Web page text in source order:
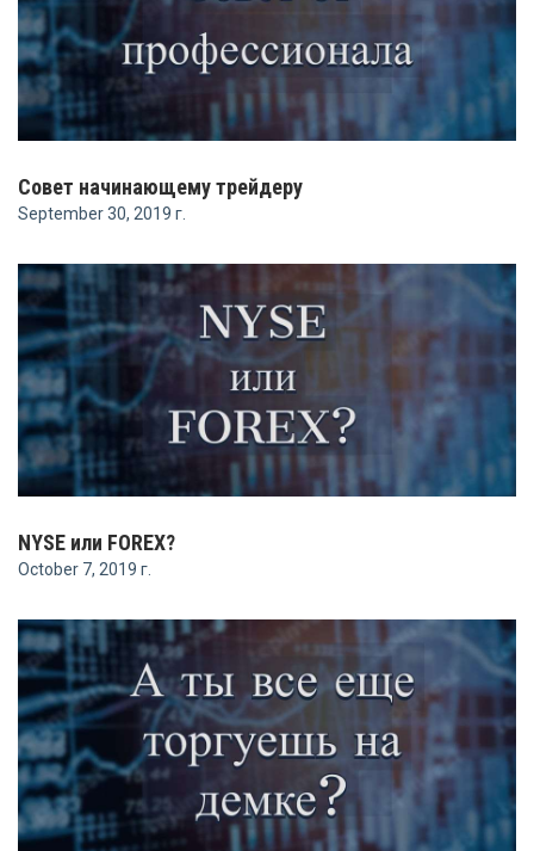
Совет начинающему трейдеру
September 30, 2019 г.
NYSE или FOREX?
October 7, 2019 г.